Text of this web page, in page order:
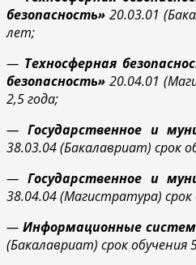
безопасность» 20.03.01
лет;
— Техносферная
безопасность» 20.04.01
2,5 года;
— Государственное и
38.03.04 (Бакалавриат) срок
— Государственное и
38.04.04 (Магистратура) срок
— Информационные
(Бакалавриат) срок обучения